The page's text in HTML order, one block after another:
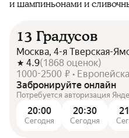
и шампиньонами и
13 Градусов
Москва, 4-я Тверская-
4.9(1868 оценок)
1000-2500 ₽ •
Забронируйте онлайн
Потребуется авторизация
20:00
Сегодня
20:30
Сегодня